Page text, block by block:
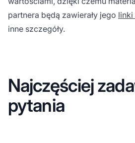
partnera będą zawierały jego
inne szczegóły.
Najczęściej
pytania